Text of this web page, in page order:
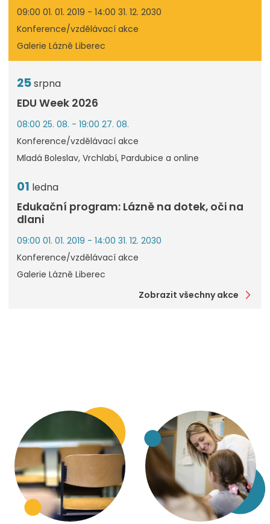
09:00 01. 01. 2019 - 14:00 31. 12. 2030
Konference/vzdělávací akce
Galerie Lázně Liberec
25srpna
EDU Week 2026
08:00 25. 08. - 19:00 27. 08.
Konference/vzdělávací akce
Mladá Boleslav, Vrchlabí, Pardubice a online
01 ledna
Edukační program: Lázně na dotek, oči na
dlani
09:00 01. 01. 2019 - 14:00 31. 12. 2030
Konference/vzdělávací akce
Galerie Lázně Liberec
Zobrazit všechny akce